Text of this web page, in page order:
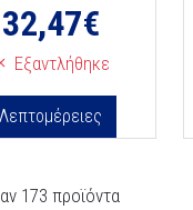
32,47€
Εξαντλήθηκε
Λεπτομέρειες
173 προϊόντα